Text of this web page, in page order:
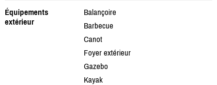
Équipements
extérieur
Balançoire
Barbecue
Canot
Foyer extérieur
Gazebo
Kayak